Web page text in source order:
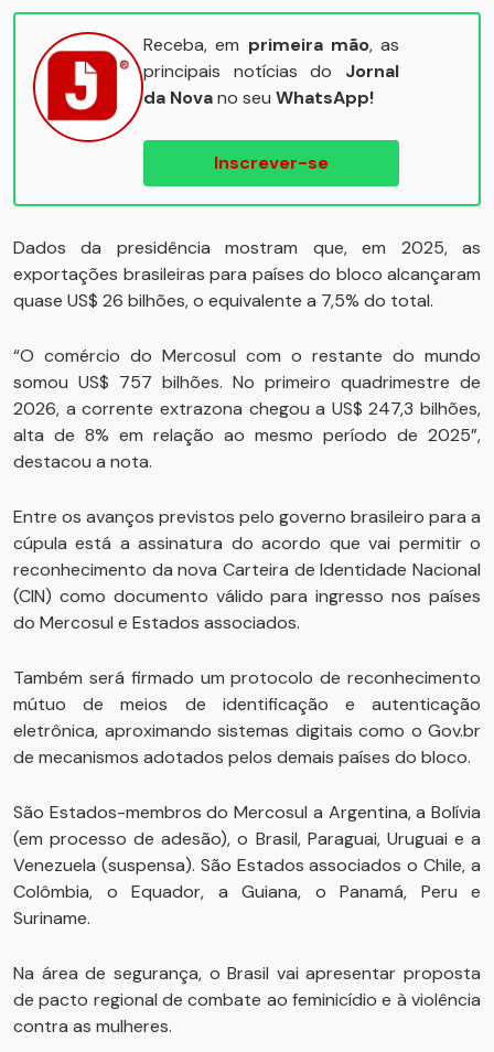
Receba, em primeira mão, as
principais notícias do Jornal
da Novano seu WhatsApp!
Inscrever-se
Dados da presidência mostram que, em 2025, as
exportações brasileiras para países do bloco alcançaram
quase US$ 26 bilhões, o equivalente a 7,5% do total.
“O comércio do Mercosul com o restante do mundo
somou US$ 757 bilhões. No primeiro quadrimestre de
2026, a corrente extrazona chegou a US$ 247,3 bilhões,
alta de 8% em relação ao mesmo período de 2025”,
destacou a nota.
Entre os avanços previstos pelo governo brasileiro para a
cúpula está a assinatura do acordo que vai permitir o
reconhecimento da nova Carteira de Identidade Nacional
(CIN) como documento válido para ingresso nos países
do Mercosul e Estados associados.
Também será firmado um protocolo de reconhecimento
mútuo de meios de identificação e autenticação
eletrônica, aproximando sistemas digitais como o Gov.br
de mecanismos adotados pelos demais países do bloco.
São Estados-membros do Mercosul a Argentina, a Bolívia
(em processo de adesão), o Brasil, Paraguai, Uruguai e a
Venezuela (suspensa). São Estados associados o Chile, a
Colômbia, o Equador, a Guiana, o Panamá, Peru e
Suriname.
Na área de segurança, o Brasil vai apresentar proposta
de pacto regional de combate ao feminicídio e à violência
contra as mulheres.